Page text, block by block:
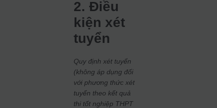
2. Điều
kiện xét
tuyển
Quy định xét tuyển
(không áp dụng đối
với phương thức xét
tuyển theo kết quả
thi tốt nghiệp THPT